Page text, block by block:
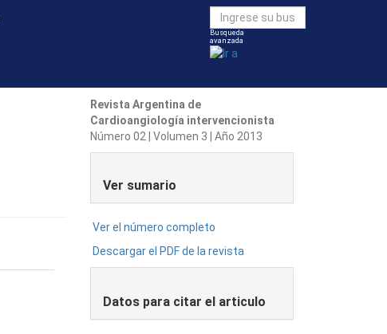
Busqueda
avanzada
Revista Argentina de
Cardioangiología intervencionista
Número 02 | Volumen 3 | Año 2013
Ver sumario
Ver el número completo
Descargar el PDF de la revista
Datos para citar el articulo